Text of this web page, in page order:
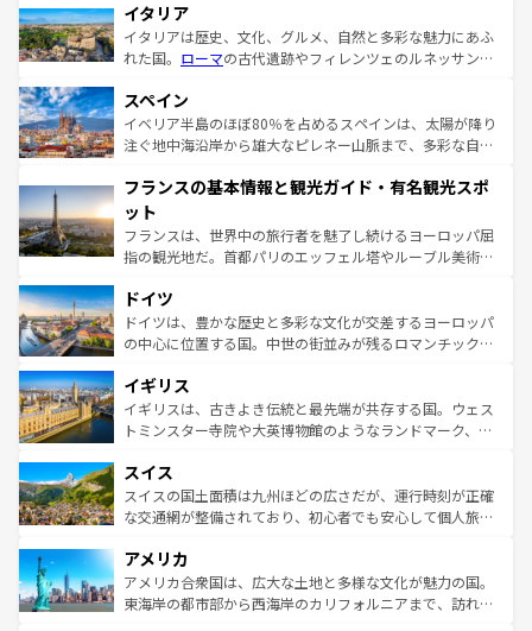
イタリア
イタリアは歴史、文化、グルメ、自然と多彩な魅力にあふ
れた国。 ローマの古代遺跡やフィレンツェのルネッサンス
ろん、トスカーナの美しい田園風景やアマルフィ海岸の絶
景など、自然景観も見逃せない。観光の合間には、本場の
ピザやパスタなど、絶品のイタリア料理を堪能することも
ませてくれるイタリアで、忘れられない旅をしてみよう！
なお、新着のイタリア情報は
しい。
スペイン
イベリア半島のほぼ80％を占めるスペインは、太陽が降り
注ぐ地中海沿岸から雄大なピレネー山脈まで、多彩な自然
文化が根付くこの国では、情熱的なフラメンコ、熱気あふ
れる闘牛、そして美味しいタパスが生活の一部となってい
る。首都マドリードの洗練された雰囲気や、バルセロナの
アートに溢れた街角から、地方では古代ローマ遺跡や中世
せる。地方によって風土や気候が異なるスペインはその個
性で訪れる人を魅了する。 なお、新着のスペイン情報は コ
ンテンツ一覧を参照してほしい。
フランスの基本情報と観光ガイド・有名観光スポ
ット
フランスは、世界中の旅行者を魅了し続けるヨーロッパ屈
指の観光地だ。首都パリのエッフェル塔やルーブル美術館
で、幅広い魅力が詰まっている。華麗な宮殿、歴史的な大
聖堂、美しいビーチ、そして豊かな自然が、訪れる者を心
から魅了する。また、フランスは美食の国としても知ら
いる。シャンパンの発祥地であるランス、プロヴァンスの
香り高いラベンダー畑など、多彩な楽しみ方が可能だ。さ
らに、パリ以外の地域にも魅力が溢れており、どの街角に
れる地方に足を運ぶとそれぞれで全く異なる文化を体験で
きるだろう。 なお、新着のフランス情報はコンテンツ一覧
を参照してほしい。
ドイツ
ドイツは、豊かな歴史と多彩な文化が交差するヨーロッパ
の中心に位置する国。中世の街並みが残るロマンチック街
顔を持つこの国は、どこを歩いても飽きることがない。ベ
ルリンの文化的活気、バイエルン州のアルプスの絶景、そ
してライン川沿いのワイン畑といった風景は必見。ビール
は、お酒好きな人にはぜひ体験してほしい。 なお、新着の
ドイツ情報はコンテンツ一覧を参照してほしい。
イギリス
イギリスは、古きよき伝統と最先端が共存する国。ウェス
トミンスター寺院や大英博物館のようなランドマーク、歴
リアごとに異なる魅力がある。また、優雅なアフタヌーン
ティー、ビール好きにはたまらない英国パブ、サッカー観
戦など、本場だからこそできる体験も豊富。イギリスを旅
ンツ一覧を参照してほしい。
スイス
スイスの国土面積は九州ほどの広さだが、運行時刻が正確
な交通網が整備されており、初心者でも安心して個人旅行
の建物がそのまま残る町や、スイスならではのユニークな
博物館もあり、アルプス観光だけでなく町歩きも満喫する
ことができる。国民の所得が高いため物価も高いが、旅行
アメリカ
アメリカ合衆国は、広大な土地と多様な文化が魅力の国。
東海岸の都市部から西海岸のカリフォルニアまで、訪れる